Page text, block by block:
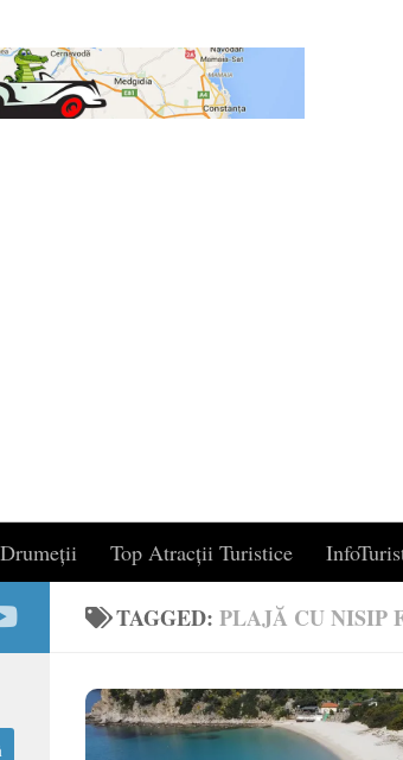
Drumeții Top Atracții Turistice
TAGGED:PLAJĂ CU NISIP